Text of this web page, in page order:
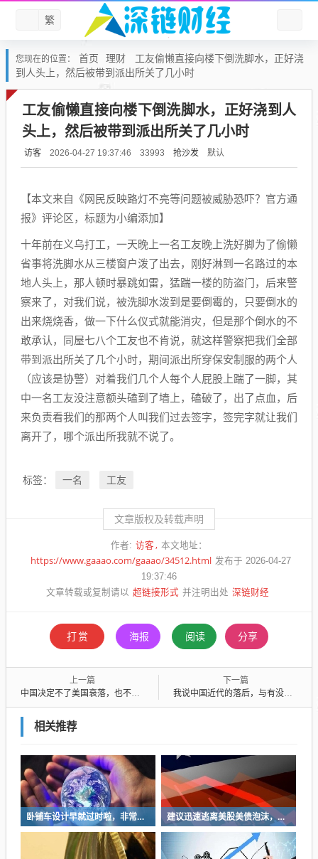
繁
您现在的位置： 首页 理财
工友偷懒直接向楼下倒洗脚水，正好浇
到人头上，然后被带到派出所关了几小时
工友偷懒直接向楼下倒洗脚水，正好浇到人
头上，然后被带到派出所关了几小时
访客 2026-04-27 19:37:46 33993 抢沙发 默认
【本文来自《网民反映路灯不亮等问题被威胁恐吓？官方通
报》评论区，标题为小编添加】
十年前在义乌打工，一天晚上一名工友晚上洗好脚为了偷懒
省事将洗脚水从三楼窗户泼了出去，刚好淋到一名路过的本
地人头上，那人顿时暴跳如雷，猛踹一楼的防盗门，后来警
察来了，对我们说，被洗脚水泼到是要倒霉的，只要倒水的
出来烧烧香，做一下什么仪式就能消灾，但是那个倒水的不
敢承认，同屋七八个工友也不肯说，就这样警察把我们全部
带到派出所关了几个小时，期间派出所穿保安制服的两个人
（应该是协警）对着我们几个人每个人屁股上踹了一脚，其
中一名工友没注意额头磕到了墙上，磕破了，出了点血，后
来负责看我们的那两个人叫我们过去签字，签完字就让我们
离开了，哪个派出所我就不说了。
标签： 一名 工友
文章版权及转载声明
作者: 访客 本文地址：
https://www.gaaao.com/gaaao/34512.html 发布于 2026-04-27
19:37:46
文章转载或复制请以 超链接形式 并注明出处 深链财经
打赏 海报 阅读 分享
上一篇
中国决定不了美国衰落，也不会因为你天天说人家衰落，人家就会真衰落
下一篇
我说中国近代的落后，与有没有科学无关
相关推荐
卧铺车设计早就过时啦，非常不具备人性化 建议迅速逃离美股美债泡沫，AI正加速而非延缓其泡沫破裂